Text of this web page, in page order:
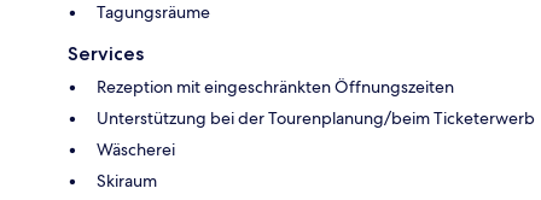
Tagungsräume
Services
Rezeption mit eingeschränkten Öffnungszeiten
Unterstützung bei der Tourenplanung/beim Ticketerwerb
Wäscherei
Skiraum